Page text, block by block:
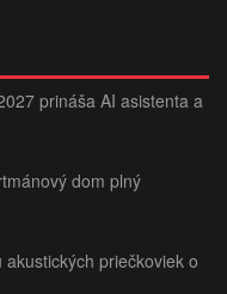
prináša AI asistenta a
dom plný
priečkoviek o